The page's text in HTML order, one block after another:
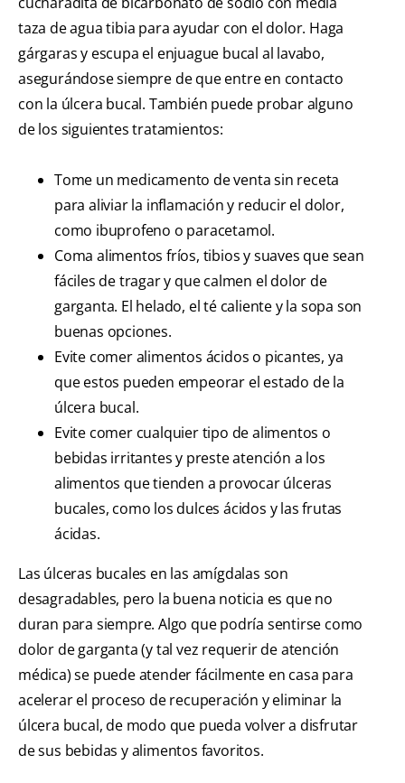
taza de agua tibia para ayudar con el dolor. Haga
gárgaras y escupa el enjuague bucal al lavabo,
asegurándose siempre de que entre en contacto
con la úlcera bucal. También puede probar alguno
de los siguientes tratamientos:
Tome un medicamento de venta sin receta
para aliviar la inflamación y reducir el dolor,
como ibuprofeno o paracetamol.
Coma alimentos fríos, tibios y suaves que sean
fáciles de tragar y que calmen el dolor de
garganta. El helado, el té caliente y la sopa son
buenas opciones.
Evite comer alimentos ácidos o picantes, ya
que estos pueden empeorar el estado de la
úlcera bucal.
Evite comer cualquier tipo de alimentos o
bebidas irritantes y preste atención a los
alimentos que tienden a provocar úlceras
bucales, como los dulces ácidos y las frutas
ácidas.
Las úlceras bucales en las amígdalas son
desagradables, pero la buena noticia es que no
duran para siempre. Algo que podría sentirse como
dolor de garganta (y tal vez requerir de atención
médica) se puede atender fácilmente en casa para
acelerar el proceso de recuperación y eliminar la
úlcera bucal, de modo que pueda volver a disfrutar
de sus bebidas y alimentos favoritos.